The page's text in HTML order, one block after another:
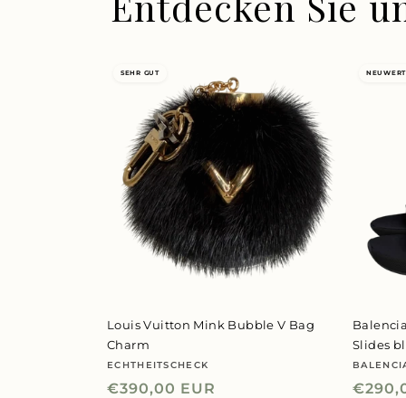
SEHR GUT
Louis Vuitton Mink Bubble V Bag
Charm
Anbieter:
ECHTHEITSCHECK
Normaler
€390,00 EUR
Slides